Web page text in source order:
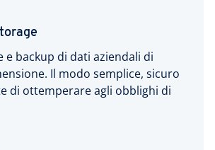
e backup di dati aziendali di
Il modo semplice, sicuro
di ottemperare agli obblighi di